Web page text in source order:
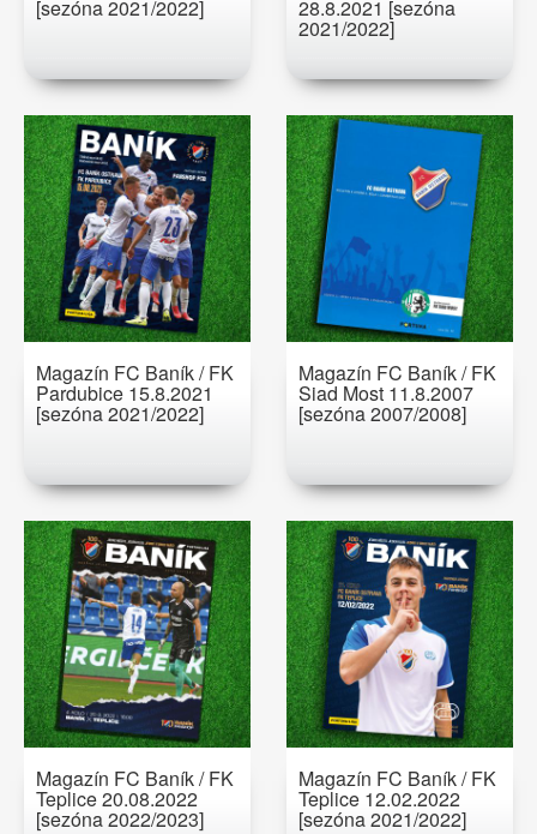
[sezóna 2021/2022] 28.8.2021 [sezóna
2021/2022]
Magazín FC Baník / FK
Pardubice 15.8.2021
[sezóna 2021/2022]
Magazín FC Baník / FK
Siad Most 11.8.2007
[sezóna 2007/2008]
Magazín FC Baník / FK
Teplice 20.08.2022
[sezóna 2022/2023]
Magazín FC Baník / FK
Teplice 12.02.2022
[sezóna 2021/2022]